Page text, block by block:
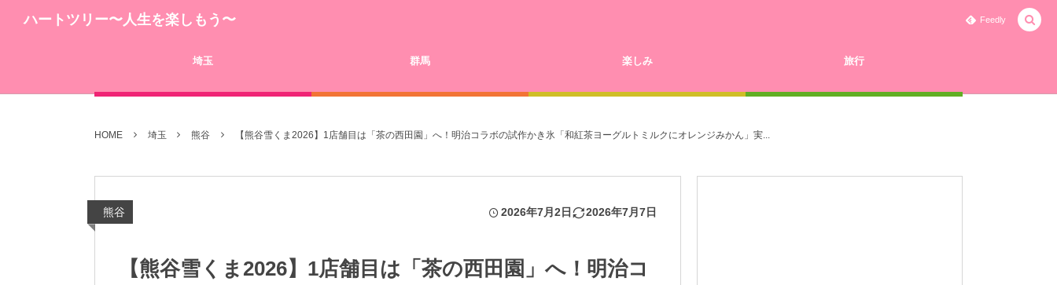
ハートツリー〜人生を楽しもう〜 Feedly
埼玉 群馬 楽しみ 旅行
HOME 埼玉 熊谷 【熊谷雪くま2026】1店舗目は「茶の西田園」へ！明治コラボの試作かき氷「和紅茶ヨーグルトミルクにオレンジみかん」実...
熊谷 2026年7月2日 2026年7月7日
【熊谷雪くま2026】1店舗目は「茶の西田園」へ！明治コ